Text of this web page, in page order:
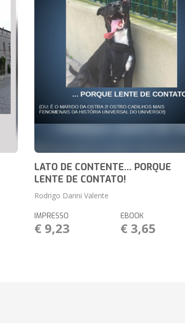
LATO DE CONTENTE... PORQUE
LENTE DE CONTATO!
Rodrigo Darini Valente
IMPRESSO
€ 9,23
EBOOK
€ 3,65